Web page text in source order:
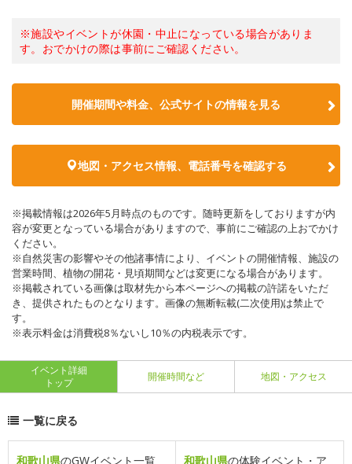
※施設やイベントが休園・中止になっている場合がありま
す。おでかけの際は事前にご確認ください。
開催期間や料金、公式サイトの情報を見る
地図・アクセス情報、電話番号を確認する
※掲載情報は2026年5月時点のものです。随時更新をしておりますが内
容が変更となっている場合がありますので、事前にご確認の上おでかけ
ください。
※自然災害の影響やその他諸事情により、イベントの開催情報、施設の
営業時間、植物の開花・見頃期間などは変更になる場合があります。
※掲載されている画像は取材先から本ページへの掲載の許諾をいただ
き、提供されたものとなります。画像の無断転載(二次使用)は禁止で
す。
※表示料金は消費税8％ないし10％の内税表示です。
イベント詳細
トップ
開催時間など 地図・アクセス
一覧に戻る
和歌山県のGWイベント一覧
和歌山県の体験イベント・ア